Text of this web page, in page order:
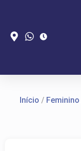
Início / Feminino